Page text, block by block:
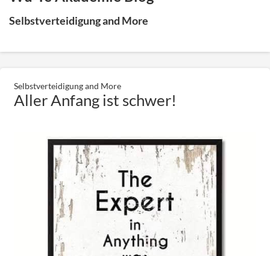
Selbstverteidigung and More
Selbstverteidigung and More
Aller Anfang ist schwer!